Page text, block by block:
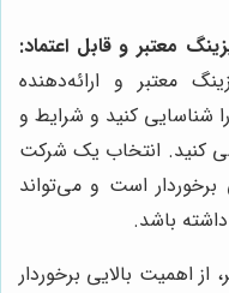
معتبر و قابل اعتماد:
معتبر و ارائه‌دهنده
شناسایی کنید و شرایط و
کنید. انتخاب یک شرکت
برخوردار است و می‌تواند
باشد.
اهمیت بالایی برخوردار